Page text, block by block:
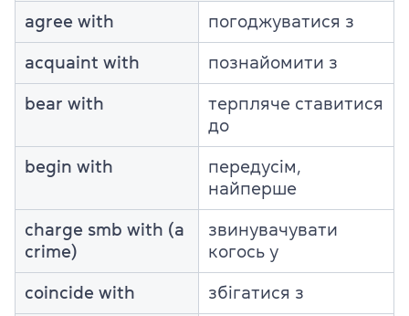
agree with погоджуватися з
acquaint with познайомити з
bear with
терпляче ставитися
до
begin with
передусім,
найперше
charge smb with (a
crime)
звинувачувати
когось у
coincide with збігатися з